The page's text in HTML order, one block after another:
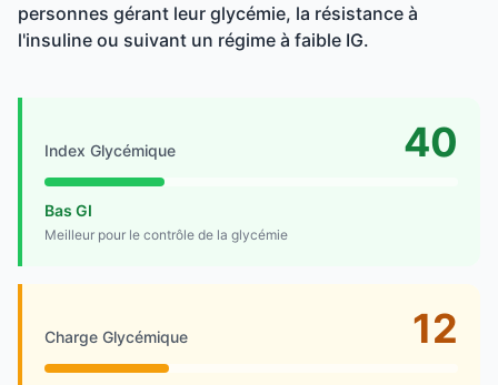
personnes gérant leur glycémie, la résistance à
l'insuline ou suivant un régime à faible IG.
Index Glycémique 40
Bas GI
Meilleur pour le contrôle de la glycémie
Charge Glycémique 12